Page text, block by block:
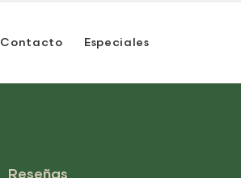
Contacto Especiales
Reseñas